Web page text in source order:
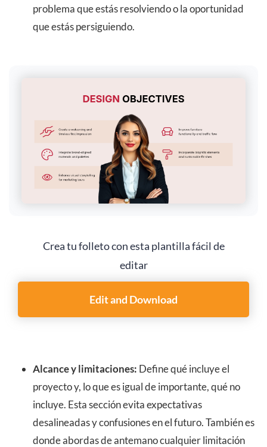
problema que estás resolviendo o la oportunidad
que estás persiguiendo.
Crea tu folleto con esta plantilla fácil de
editar
Edit and Download
Alcance y limitaciones: Define qué incluye el
proyecto y, lo que es igual de importante, qué no
incluye. Esta sección evita expectativas
desalineadas y confusiones en el futuro. También es
donde abordas de antemano cualquier limitación